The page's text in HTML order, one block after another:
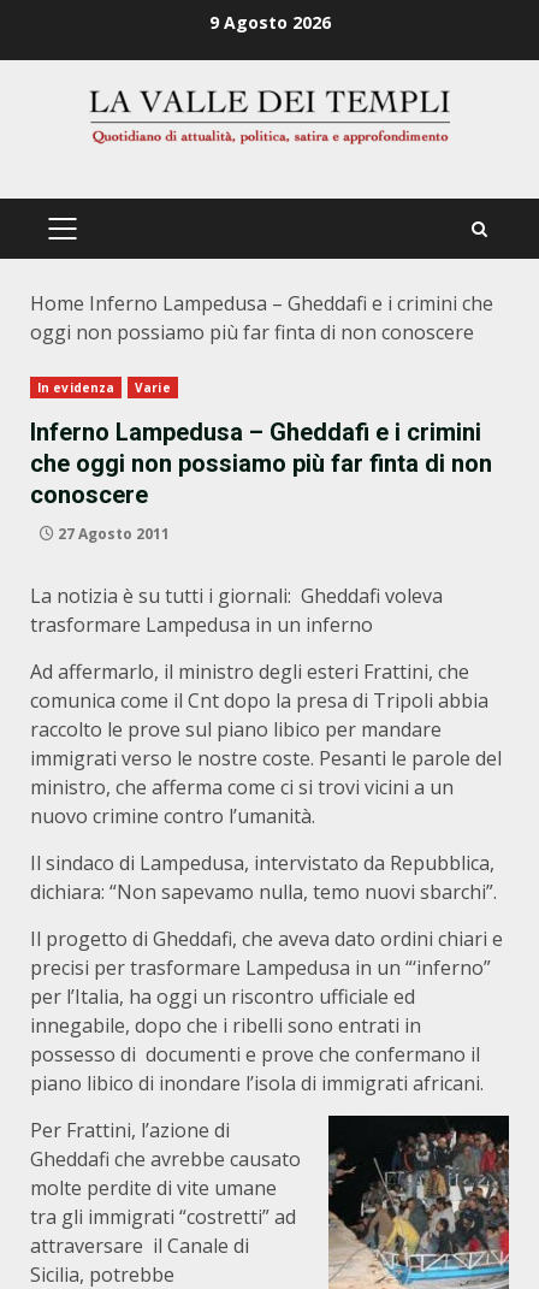
9 Agosto 2026
PRIMÄRES
Home Inferno Lampedusa – Gheddafi e i crimini che
oggi non possiamo più far finta di non conoscere
In evidenza Varie
Inferno Lampedusa – Gheddafi e i crimini
che oggi non possiamo più far finta di non
conoscere
27 Agosto 2011
La notizia è su tutti i giornali: Gheddafi voleva
trasformare Lampedusa in un inferno
Ad affermarlo, il ministro degli esteri Frattini, che
comunica come il Cnt dopo la presa di Tripoli abbia
raccolto le prove sul piano libico per mandare
immigrati verso le nostre coste. Pesanti le parole del
ministro, che afferma come ci si trovi vicini a un
nuovo crimine contro l’umanità.
Il sindaco di Lampedusa, intervistato da Repubblica,
dichiara: “Non sapevamo nulla, temo nuovi sbarchi”.
Il progetto di Gheddafi, che aveva dato ordini chiari e
precisi per trasformare Lampedusa in un “‘inferno”
per l’Italia, ha oggi un riscontro ufficiale ed
innegabile, dopo che i ribelli sono entrati in
possesso di documenti e prove che confermano il
piano libico di inondare l’isola di immigrati africani.
Per Frattini, l’azione di
Gheddafi che avrebbe causato
molte perdite di vite umane
tra gli immigrati “costretti” ad
attraversare il Canale di
Sicilia, potrebbe